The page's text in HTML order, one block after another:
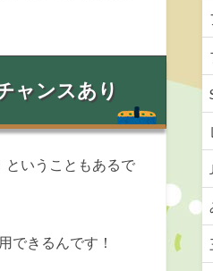
ャンスあり
ということもあるで
できるんです！